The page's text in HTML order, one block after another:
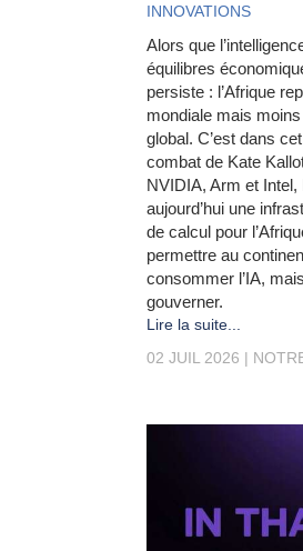
INNOVATIONS
Alors que
équilibres
persiste : l’Afrique
mondiale mais
global. C’est dans
combat de Kate
NVIDIA, Arm et Intel,
aujourd’hui une
de calcul pour
permettre au
consommer l’IA,
gouverner.
Lire la suite...
02 JUIL 2026